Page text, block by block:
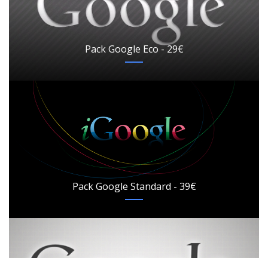
Pack Google Eco - 29€
Pack Google Standard - 39€